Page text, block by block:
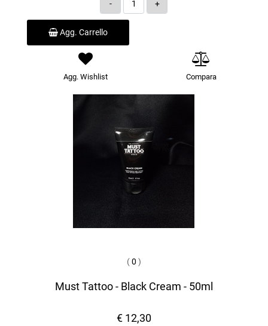
Agg. Carrello
Agg. Wishlist Compara
(0 )
Must Tattoo - Black Cream - 50ml
€ 12,30